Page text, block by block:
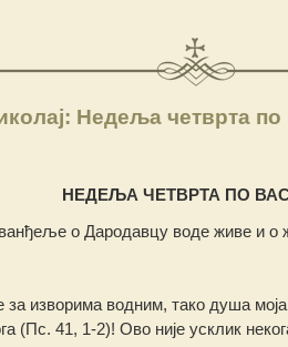
Недеља четврта по
НЕДЕЉА ЧЕТВРТА ПО
о Дародавцу воде живе и о
за изворима водним, тако душа
(Пс. 41, 1-2)! Ово није усклик